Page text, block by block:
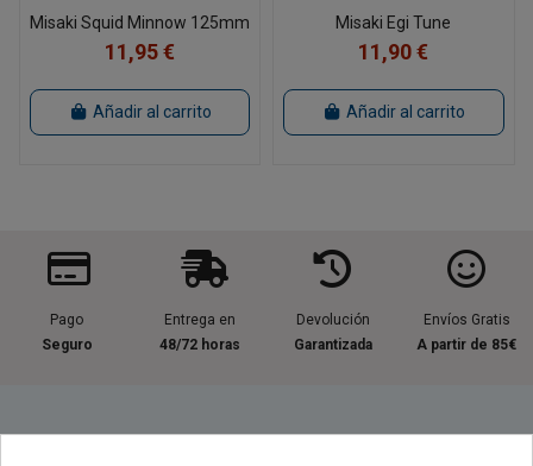
Misaki Squid Minnow 125mm
11,95 €
Añadir al carrito
Misaki Egi Tune
11,90 €
Añadir al carrito
Pago
Seguro
Entrega en
48/72 horas
Devolución
Garantizada
Envíos Gratis
A partir de 85€